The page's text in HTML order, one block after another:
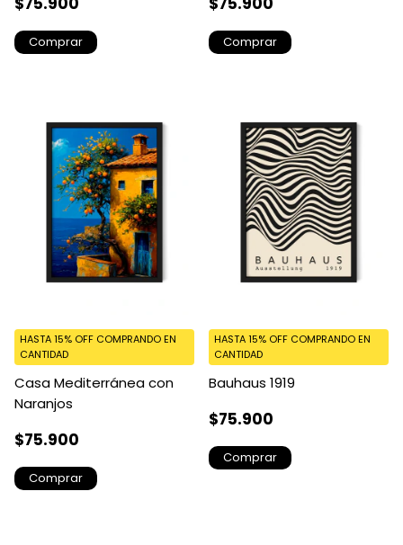
Comprar Comprar
Casa Mediterránea con
Naranjos
$75.900
HASTA 15% OFF COMPRANDO EN
CANTIDAD
Comprar
Bauhaus 1919
$75.900
HASTA 15% OFF COMPRANDO EN
CANTIDAD
Comprar